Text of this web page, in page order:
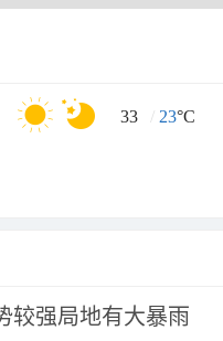
33 / 23°C
较强局地有大暴雨